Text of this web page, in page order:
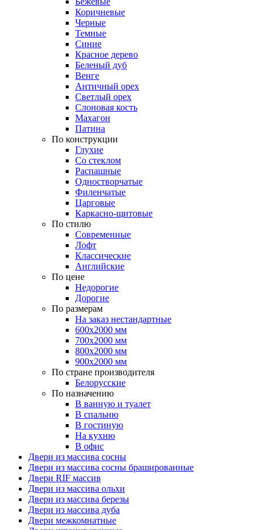
Коричневые
Черные
Темные
Синие
Красное дерево
Беленый дуб
Венге
Античный орех
Светлый орех
Слоновая кость
Махагон
Патина
По конструкции
Глухие
Со стеклом
Распашные
Одностворчатые
Филенчатые
Царговые
Каркасно-щитовые
По стилю
Современные
Лофт
Классические
Английские
По цене
Недорогие
Дорогие
По размерам
На заказ нестандартные
600х2000 мм
700х2000 мм
800х2000 мм
900х2000 мм
По стране производителя
Белорусские
По назначению
В ванную и туалет
В спальню
В гостиную
На кухню
В офис
Двери из массива сосны
Двери из массива сосны брашированные
Двери RIF массив
Двери из массива ольхи
Двери из массива березы
Двери из массива дуба
Двери межкомнатные